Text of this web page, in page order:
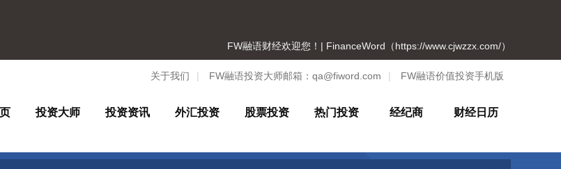
FW融语财经欢迎您！| FinanceWord（https://www.cjwzzx.com/）
关于我们 | FW融语投资大师邮箱： qa@fiword.com | FW融语价值投资手机版
投资大师 投资资讯 外汇投资 股票投资 热门投资 经纪商 财经日历